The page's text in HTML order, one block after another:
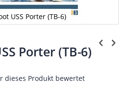
USS Porter (TB-6)
Porter (TB-6)
dieses Produkt bewertet